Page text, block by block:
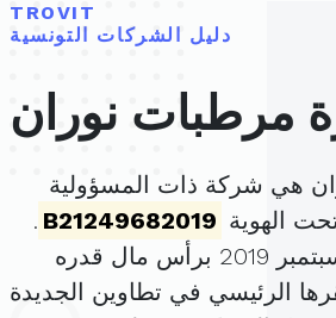
TROVIT
دليل الشركات التونسية
مرطبات نوران
هي شركة ذات المسؤولية
الهوية B21249682019
.
الرئيسي في تطاوين الجديدة